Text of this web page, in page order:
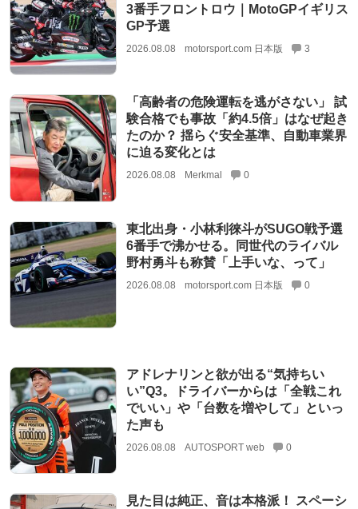
3番手フロントロウ｜MotoGPイギリス
GP予選
2026.08.08 motorsport.com 日本版 3
「高齢者の危険運転を逃がさない」 試
験合格でも事故「約4.5倍」はなぜ起き
たのか？ 揺らぐ安全基準、自動車業界
に迫る変化とは
2026.08.08 Merkmal 0
東北出身・小林利徠斗がSUGO戦予選
6番手で沸かせる。同世代のライバル
野村勇斗も称賛「上手いな、って」
2026.08.08 motorsport.com 日本版 0
アドレナリンと欲が出る“気持ちい
い”Q3。ドライバーからは「全戦これ
でいい」や「台数を増やして」といっ
た声も
2026.08.08 AUTOSPORT web 0
見た目は純正、音は本格派！ スペーシ